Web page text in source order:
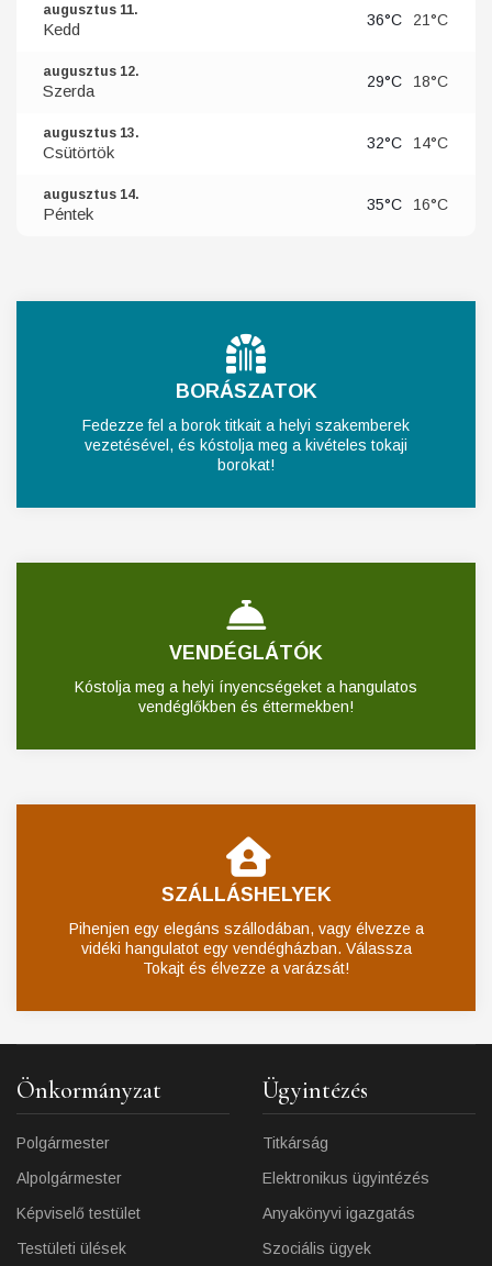
augusztus 11.
Kedd 36°C 21°C
augusztus 12.
Szerda 29°C 18°C
augusztus 13.
Csütörtök 32°C 14°C
augusztus 14.
Péntek 35°C 16°C
BORÁSZATOK
Fedezze fel a borok titkait a helyi szakemberek
vezetésével, és kóstolja meg a kivételes tokaji
borokat!
VENDÉGLÁTÓK
Kóstolja meg a helyi ínyencségeket a hangulatos
vendéglőkben és éttermekben!
SZÁLLÁSHELYEK
Pihenjen egy elegáns szállodában, vagy élvezze a
vidéki hangulatot egy vendégházban. Válassza
Tokajt és élvezze a varázsát!
Önkormányzat
Polgármester
Alpolgármester
Képviselő testület
Testületi ülések
Ügyintézés
Titkárság
Elektronikus ügyintézés
Anyakönyvi igazgatás
Szociális ügyek